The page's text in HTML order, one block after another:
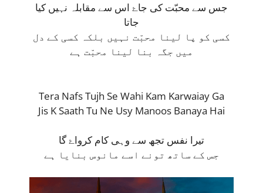
جس سے محبّت کی جاۓ اس سے مقابلہ نہیں کیا
جاتا
کسی کو پا لینا محبّت نہیں بلکہ کسی کے دل
میں جگہ بنا لینا محبّت ہے
Tera Nafs Tujh Se Wahi Kam Karwaiay Ga
Jis K Saath Tu Ne Usy Manoos Banaya Hai
تیرا نفس تجھ سے وہی کام کرواۓ گا
جس کے ساتھ تونے اسے مانوس بنایا ہے